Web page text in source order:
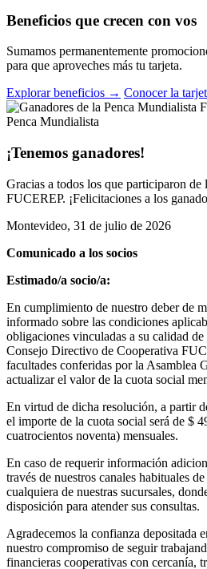
Beneficios que crecen con vos
Sumamos permanentemente
para que aproveches más tu tarjeta.
Explorar beneficios → Conocer la
Penca Mundialista
¡Tenemos ganadores!
Gracias a todos los que participaron de
FUCEREP. ¡Felicitaciones a los
Montevideo, 31 de julio de 2026
Comunicado a los socios
Estimado/a socio/a:
En cumplimiento de nuestro deber de
informado sobre las condiciones
obligaciones vinculadas a su calidad
Consejo Directivo de Cooperativa
facultades conferidas por la Asamblea
actualizar el valor de la cuota social
En virtud de dicha resolución, a partir
el importe de la cuota social será de $
cuatrocientos noventa) mensuales.
En caso de requerir información
través de nuestros canales habituales
cualquiera de nuestras sucursales,
disposición para atender sus consultas.
Agradecemos la confianza depositada
nuestro compromiso de seguir
financieras cooperativas con cercanía,